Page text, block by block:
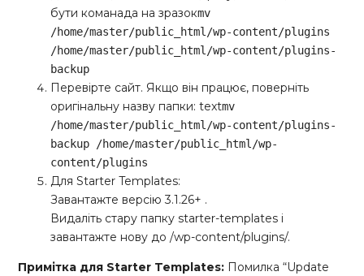
бути команада на зразокmv
/home/master/public_html/wp-content/plugins
/home/master/public_html/wp-content/plugins-
backup
Перевірте сайт. Якщо він працює, поверніть
оригінальну назву папки: textmv
/home/master/public_html/wp-content/plugins-
backup /home/master/public_html/wp-
content/plugins
Для Starter Templates:
Завантажте версію 3.1.26+ .
Видаліть стару папку starter-templates і
завантажте нову до /wp-content/plugins/.
Примітка для Starter Templates: Помилка “Update